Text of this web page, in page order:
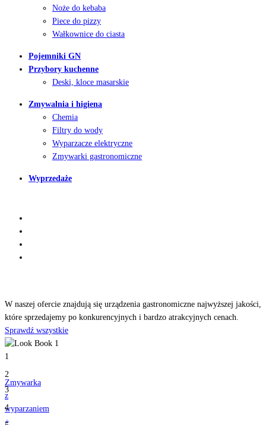
Noże do kebaba
Piece do pizzy
Wałkownice do ciasta
Pojemniki GN
Przybory kuchenne
Deski, kloce masarskie
Zmywalnia i higiena
Chemia
Filtry do wody
Wyparzacze elektryczne
Zmywarki gastronomiczne
Wyprzedaże
W naszej ofercie znajdują się urządzenia gastronomiczne najwyższej jakości,
które sprzedajemy po konkurencyjnych i bardzo atrakcyjnych cenach.
Sprawdź wszystkie
1
Zmywarka
z
wyparzaniem
+
2
3
4